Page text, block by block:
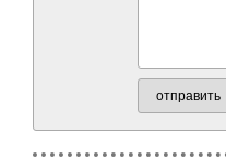
отправить